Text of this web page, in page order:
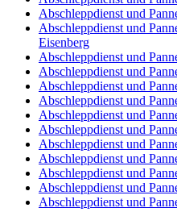
Abschleppdienst und
Abschleppdienst und
Eisenberg
Abschleppdienst und
Abschleppdienst und
Abschleppdienst und
Abschleppdienst und
Abschleppdienst und
Abschleppdienst und
Abschleppdienst und
Abschleppdienst und
Abschleppdienst und
Abschleppdienst und
Abschleppdienst und